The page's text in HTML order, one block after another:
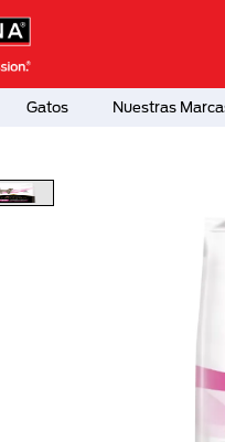
Purina
Purina
Gatos Nuestras